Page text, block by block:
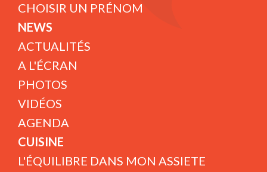
CHOISIR UN PRÉNOM
NEWS
ACTUALITÉS
A L'ÉCRAN
PHOTOS
VIDÉOS
AGENDA
CUISINE
L'ÉQUILIBRE DANS MON ASSIETE